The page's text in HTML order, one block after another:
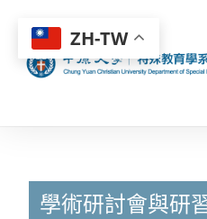
學術研討會與研
ZH-TW